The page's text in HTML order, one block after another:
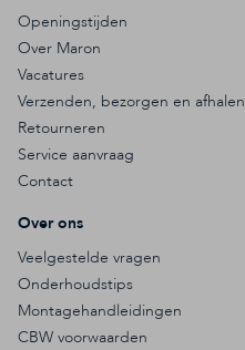
Openingstijden
Over Maron
Vacatures
Verzenden, bezorgen en afhalen
Retourneren
Service aanvraag
Contact
Over ons
Veelgestelde vragen
Onderhoudstips
Montagehandleidingen
CBW voorwaarden